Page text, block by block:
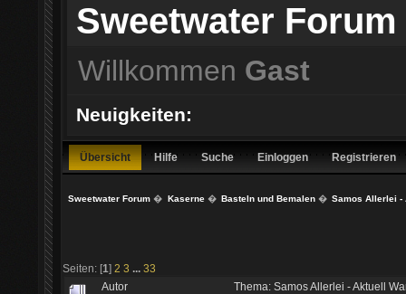
Sweetwater Forum
Willkommen Gast
Neuigkeiten:
Übersicht Hilfe Suche Einloggen Registrieren
Sweetwater Forum � Kaserne� Basteln und Bemalen� Samos Allerlei -
Seiten: [1] 2 3 ... 33
Autor Thema: Samos Allerlei - Aktuell